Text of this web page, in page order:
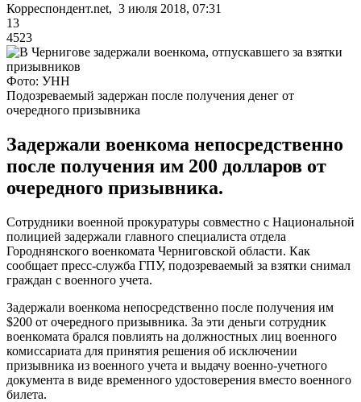
Корреспондент.net, 3 июля 2018, 07:31
13
4523
Фото: УНН
Подозреваемый задержан после получения денег от
очередного призывника
Задержали военкома непосредственно
после получения им 200 долларов от
очередного призывника.
Сотрудники военной прокуратуры совместно с Национальной
полицией задержали главного специалиста отдела
Городнянского военкомата Черниговской области. Как
сообщает пресс-служба ГПУ, подозреваемый за взятки снимал
граждан с военного учета.
Задержали военкома непосредственно после получения им
$200 от очередного призывника. За эти деньги сотрудник
военкомата брался повлиять на должностных лиц военного
комиссариата для принятия решения об исключении
призывника из военного учета и выдачу военно-учетного
документа в виде временного удостоверения вместо военного
билета.